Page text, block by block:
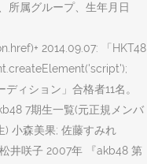
所属グループ、生年月日
2014.09.07: 「HKT48
ィション」合格者11名。
7期生一覧(元正規メンバ
) 小森美果; 佐藤すみれ
井咲子 2007年 『akb48 第